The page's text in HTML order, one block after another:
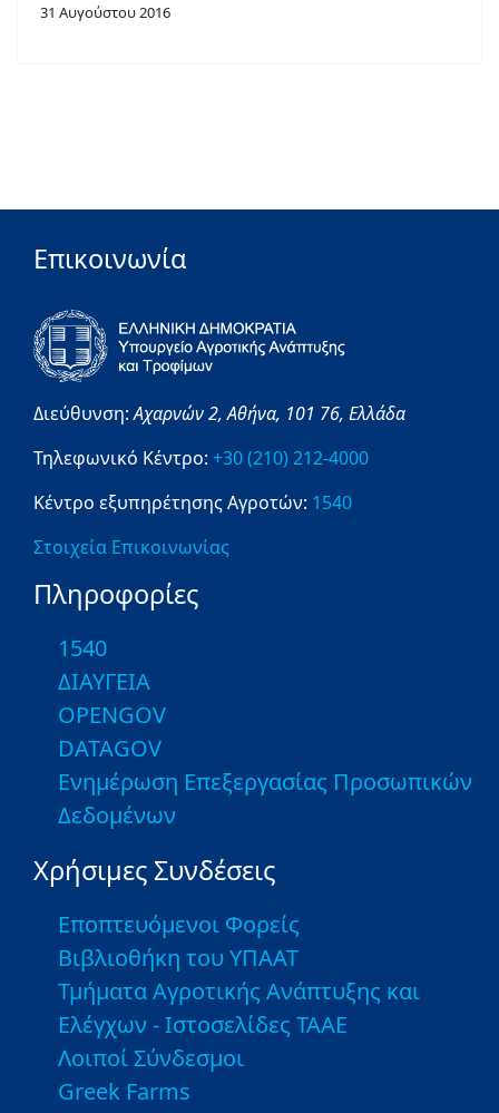
31 Αυγούστου 2016
Επικοινωνία
Διεύθυνση:Αχαρνών 2,Αθήνα, 101 76, Ελλάδα
Τηλεφωνικό Κέντρο: +30 (210) 212-4000
Κέντρο εξυπηρέτησης Αγροτών: 1540
Στοιχεία Επικοινωνίας
Πληροφορίες
1540
ΔΙΑΥΓΕΙΑ
OPENGOV
DATAGOV
Ενημέρωση Επεξεργασίας Προσωπικών
Δεδομένων
Χρήσιμες Συνδέσεις
Εποπτευόμενοι Φορείς
Βιβλιοθήκη του ΥΠΑΑΤ
Τμήματα Αγροτικής Ανάπτυξης και
Ελέγχων - Ιστοσελίδες ΤΑΑΕ
Λοιποί Σύνδεσμοι
Greek Farms